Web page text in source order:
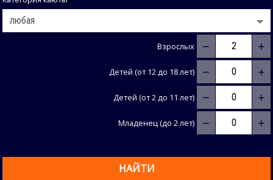
Взрослых − +
Детей (от 12 до 18 лет) − +
Детей (от 2 до 11 лет) − +
Младенец (до 2 лет) − +
НАЙТИ